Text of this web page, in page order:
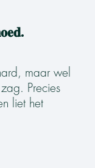
maar wel
Precies
liet het